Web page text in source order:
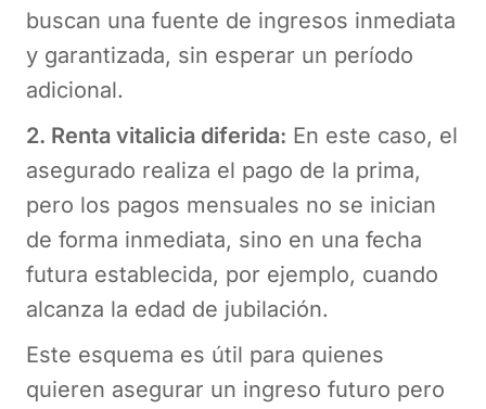
buscan una fuente de ingresos inmediata
y garantizada, sin esperar un período
adicional​.
2. Renta vitalicia diferida: En este caso, el
asegurado realiza el pago de la prima,
pero los pagos mensuales no se inician
de forma inmediata, sino en una fecha
futura establecida, por ejemplo, cuando
alcanza la edad de jubilación.
Este esquema es útil para quienes
quieren asegurar un ingreso futuro pero